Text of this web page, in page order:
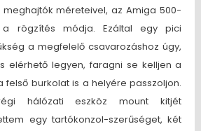
méreteivel, az Amiga 500-
rögzítés módja. Ezáltal egy pici
a megfelelő csavarozáshoz úgy,
elérhető legyen, faragni se kelljen a
felső burkolat is a helyére passzoljon.
hálózati eszköz mount kitjét
egy tartókonzol-szerűséget, két